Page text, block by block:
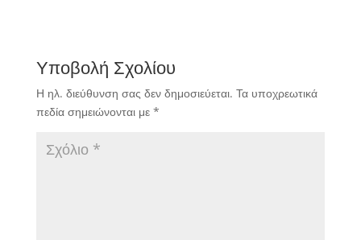
Υποβολή Σχολίου
Η ηλ. διεύθυνση σας δεν δημοσιεύεται. Τα υποχρεωτικά
πεδία σημειώνονται με *